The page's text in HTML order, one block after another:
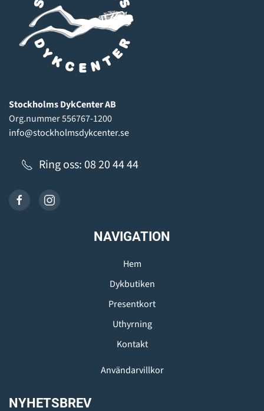
Stockholms DykCenter AB
Org.nummer 556767-1200
info@stockholmsdykcenter.se
Ring oss: 08 20 44 44
NAVIGATION
Hem
Dykbutiken
Presentkort
Uthyrning
Kontakt
Användarvillkor
NYHETSBREV